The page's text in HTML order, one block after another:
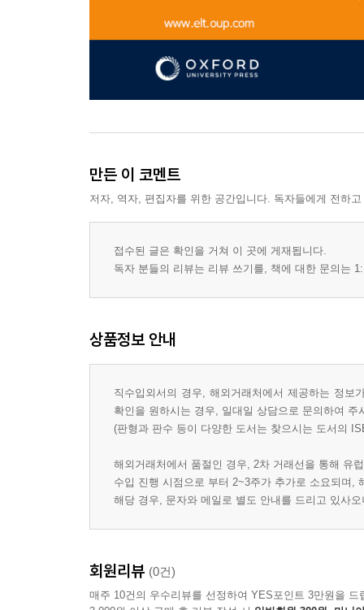
만든 이 코멘트
저자, 역자, 편집자를 위한 공간입니다. 독자들에게 전하
접수된 글은 확인을 거쳐 이 곳에 게재됩니다.
독자 분들의 리뷰는 리뷰 쓰기를, 책에 대한 문의는
상품정보 안내
직수입외서의 경우, 해외거래처에서 제공하는 정
확인을 원하시는 경우, 일대일 상담으로 문의하여 주
(판형과 판수 등이 다양한 도서는 찾으시는 도서의
해외거래처에서 품절인 경우, 2차 거래선을 통해 유
수입 진행 시점으로 부터 2~3주가 추가로 소요되며,
해당 경우, 문자와 메일로 별도 안내를 드리고 있사
회원리뷰 (0건)
매주 10건의 우수리뷰를 선정하여 YES포인트 3만원을 드